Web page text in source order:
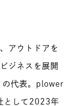
アウトドアを
ジネスを展開
の代表。plower
として2023年